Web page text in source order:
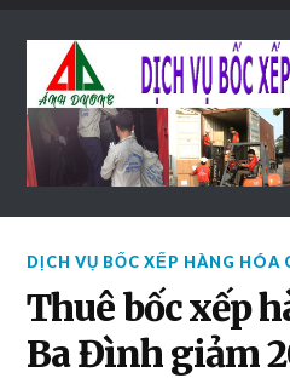
DỊCH VỤ BỐC XẾP HÀNG HÓA
Thuê bốc xếp
Ba Đình giảm